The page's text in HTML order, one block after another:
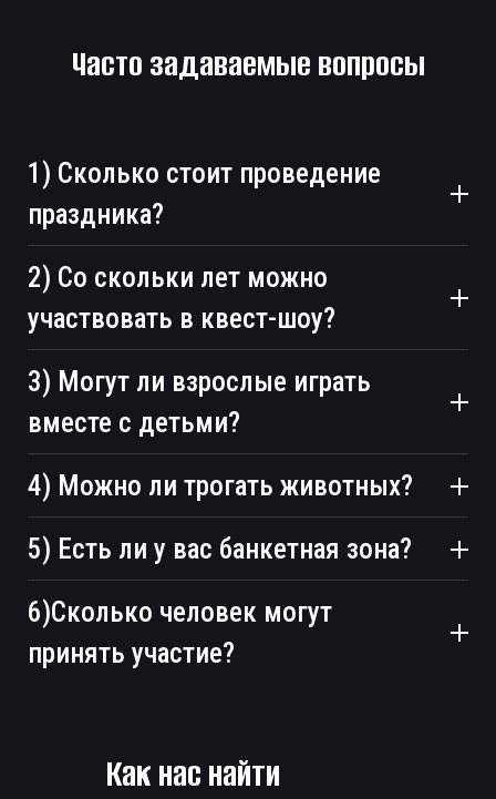
Часто задаваемые вопросы
1) Сколько стоит проведение
праздника?
2) Со скольки лет можно
участвовать в квест-шоу?
3) Могут ли взрослые играть
вместе с детьми?
4) Можно ли трогать животных?
5) Есть ли у вас банкетная зона?
6)Сколько человек могут
принять участие?
Как нас найти